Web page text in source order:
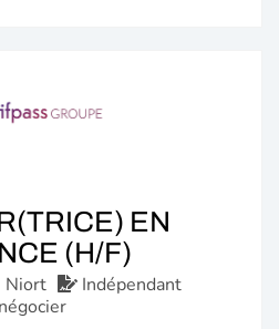
EN
(H/F)
FENÊTRE)
Niort
Indépendant